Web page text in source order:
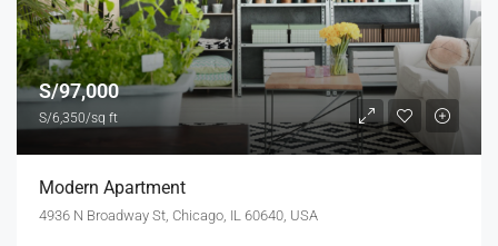
S/97,000
S/6,350/sq ft
Modern Apartment
4936 N Broadway St, Chicago, IL 60640, USA